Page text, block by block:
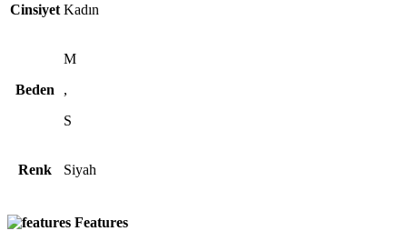
Cinsiyet Kadın
Beden
M
,
S
Renk Siyah
Features